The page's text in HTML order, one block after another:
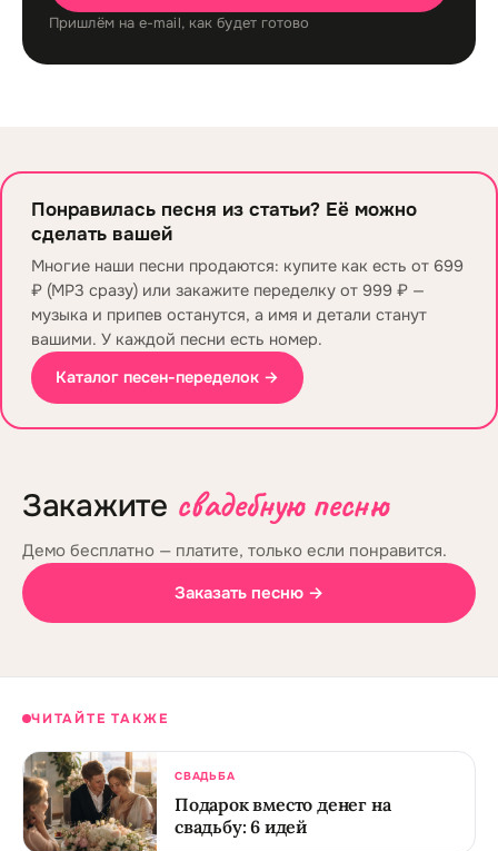
Пришлём на e-mail, как будет готово
Понравилась песня из статьи? Её можно
сделать вашей
Многие наши песни продаются: купите как есть от 699
₽ (MP3 сразу) или закажите переделку от 999 ₽ —
музыка и припев останутся, а имя и детали станут
вашими. У каждой песни есть номер.
Каталог песен-переделок →
Закажите свадебную песню
Демо бесплатно — платите, только если понравится.
Заказать песню →
ЧИТАЙТЕ ТАКЖЕ
СВАДЬБА
Подарок вместо денег на
свадьбу: 6 идей